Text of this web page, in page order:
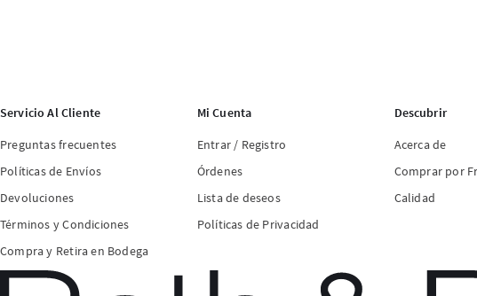
Servicio Al Cliente
Preguntas frecuentes
Políticas de Envíos
Devoluciones
Términos y Condiciones
Compra y Retira en Bodega
Mi Cuenta
Entrar / Registro
Órdenes
Lista de deseos
Políticas de Privacidad
Descubrir
Acerca de
Comprar por
Calidad